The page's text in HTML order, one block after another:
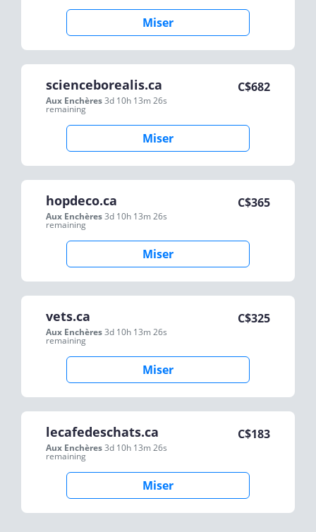
Miser
scienceborealis.ca
Aux Enchères3d 10h 13m 26s
remaining
C$682
Miser
hopdeco.ca
Aux Enchères3d 10h 13m 26s
remaining
C$365
Miser
vets.ca
Aux Enchères3d 10h 13m 26s
remaining
C$325
Miser
lecafedeschats.ca
Aux Enchères3d 10h 13m 26s
remaining
C$183
Miser